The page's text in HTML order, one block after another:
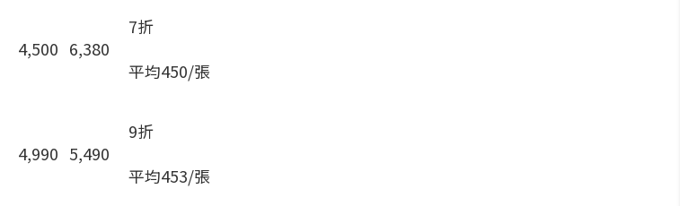
4,500 6,380
7折
平均450/張
4,990 5,490
9折
平均453/張